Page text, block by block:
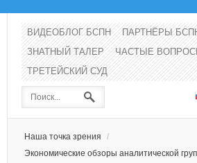
ВИДЕОБЛОГ БСПН ПАРТНЁРЫ
ЗНАТНЫЙ ТАЛЕР
ЧАСТЫЕ
ТРЕТЕЙСКИЙ СУД
Наша точка зрения
/
Экономические обзоры аналитической